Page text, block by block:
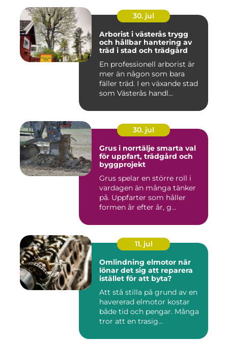
30. jul
Arborist i västerås trygg
och hållbar hantering av
träd i stad och trädgård
En professionell arborist är
mer än någon som bara
fäller träd. I en växande stad
som Västerås handl...
30. jul
Grus i norrtälje smarta val
för uppfart, trädgård och
byggprojekt
Grus spelar en större roll i
vardagen än många tänker
på. Uppfarter som håller
formen år efter år, g...
11. jul
Omlindning elmotor när
lönar det sig att reparera
istället för att byta?
Att stå stilla på grund av en
havererad elmotor kostar
både tid och pengar. Många
tror att en trasig...